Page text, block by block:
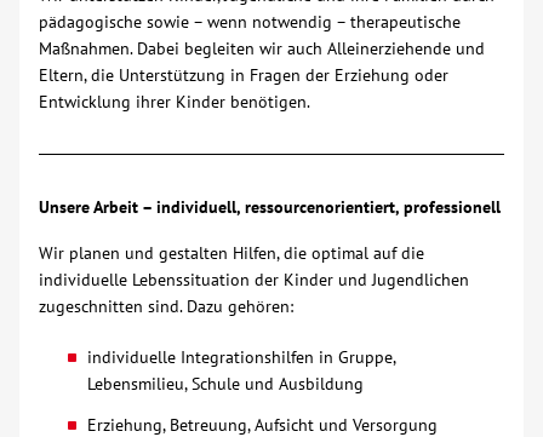
Mitmachen
Karriere
Suche
Kontakt
pädagogische sowie – wenn notwendig – therapeutische
Maßnahmen. Dabei begleiten wir auch Alleinerziehende und
Eltern, die Unterstützung in Fragen der Erziehung oder
Entwicklung ihrer Kinder benötigen.
Unsere Arbeit – individuell, ressourcenorientiert, professionell
Wir planen und gestalten Hilfen, die optimal auf die
individuelle Lebenssituation der Kinder und Jugendlichen
zugeschnitten sind. Dazu gehören:
individuelle Integrationshilfen in Gruppe,
Lebensmilieu, Schule und Ausbildung
Erziehung, Betreuung, Aufsicht und Versorgung